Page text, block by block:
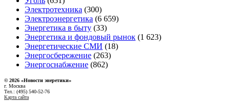
Электротехника (300)
Электроэнергетика (6 659)
Энергетика в быту (33)
Энергетика и фондовый рынок (1 623)
Энергетические СМИ (18)
Энергосбережение (263)
Энергоснабжение (862)
© 2026 «Новости энеретики»
г. Москва
Тел.: (495) 540-52-76
Карта сайта